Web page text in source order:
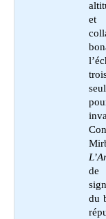
et
de
du